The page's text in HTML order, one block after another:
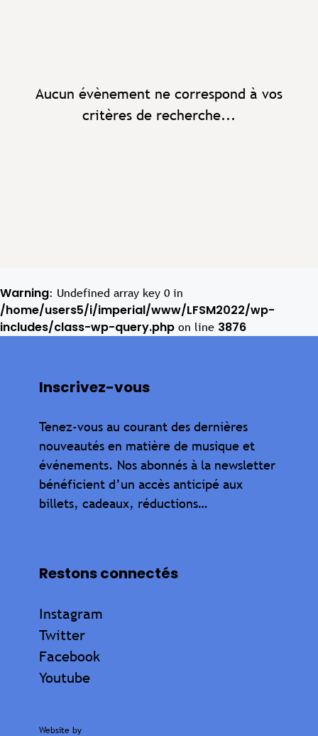
Aucun évènement ne correspond à vos
critères de recherche...
Warning: Undefined array key 0 in
/home/users5/i/imperial/www/LFSM2022/wp-
includes/class-wp-query.php on line 3876
Inscrivez-vous
Tenez-vous au courant des dernières
nouveautés en matière de musique et
événements. Nos abonnés à la newsletter
bénéficient d’un accès anticipé aux
billets, cadeaux, réductions…
Restons connectés
Instagram
Twitter
Facebook
Youtube
Website by